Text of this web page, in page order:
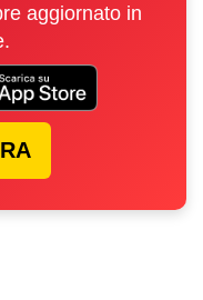
aggiornato in